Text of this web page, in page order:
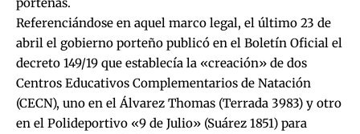
Referenciándose en aquel marco legal, el último 23 de
abril el gobierno porteño publicó en el Boletín Oficial el
decreto 149/19 que establecía la «creación» de dos
Centros Educativos Complementarios de Natación
(CECN), uno en el Álvarez Thomas (Terrada 3983) y otro
en el Polideportivo «9 de Julio» (Suárez 1851) para